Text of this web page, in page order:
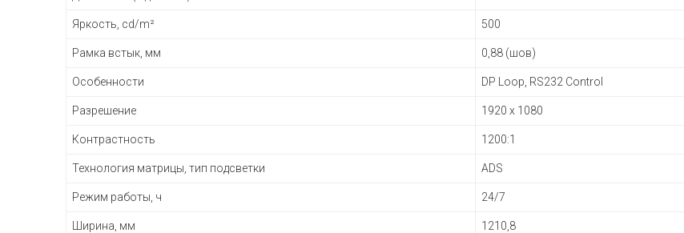
Яркость, cd/m² 500
Рамка встык, мм 0,88 (шов)
Особенности DP Loop, RS232 Control
Разрешение 1920 x 1080
Контрастность 1200:1
Технология матрицы, тип подсветки ADS
Режим работы, ч 24/7
Ширина, мм 1210,8